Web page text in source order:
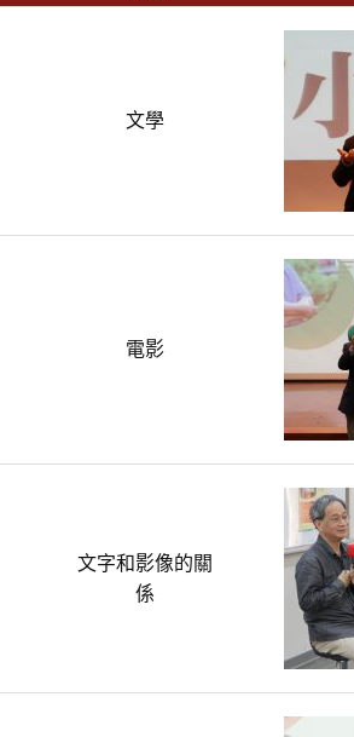
文學
電影
文字和影像的關
係